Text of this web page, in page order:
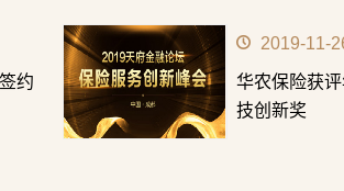
业
2017-12-
华农保险成
款互联网+生